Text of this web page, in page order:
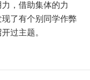
，借助集体的力
了有个别同学作弊
过主题。